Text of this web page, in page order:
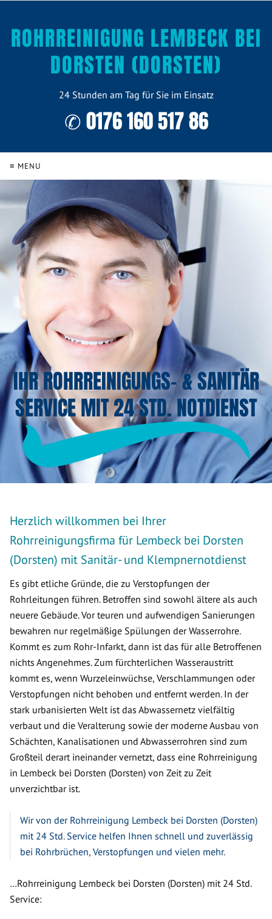
ROHRREINIGUNG LEMBECK BEI
DORSTEN (DORSTEN)
24 Stunden am Tag für Sie im Einsatz
✆ 0176 160 517 86
≡ MENU
IHR ROHRREINIGUNGS- & SANITÄR
SERVICE MIT 24 STD. NOTDIENST
Herzlich willkommen bei Ihrer
Rohrreinigungsfirma für Lembeck bei Dorsten
(Dorsten) mit Sanitär- und Klempnernotdienst
Es gibt etliche Gründe, die zu Verstopfungen der
Rohrleitungen führen. Betroffen sind sowohl ältere als auch
neuere Gebäude. Vor teuren und aufwendigen Sanierungen
bewahren nur regelmäßige Spülungen der Wasserrohre.
Kommt es zum Rohr-Infarkt, dann ist das für alle Betroffenen
nichts Angenehmes. Zum fürchterlichen Wasseraustritt
kommt es, wenn Wurzeleinwüchse, Verschlammungen oder
Verstopfungen nicht behoben und entfernt werden. In der
stark urbanisierten Welt ist das Abwassernetz vielfältig
verbaut und die Veralterung sowie der moderne Ausbau von
Schächten, Kanalisationen und Abwasserrohren sind zum
Großteil derart ineinander vernetzt, dass eine Rohrreinigung
in Lembeck bei Dorsten (Dorsten) von Zeit zu Zeit
unverzichtbar ist.
Wir von der Rohrreinigung Lembeck bei Dorsten (Dorsten)
mit 24 Std. Service helfen Ihnen schnell und zuverlässig
bei Rohrbrüchen, Verstopfungen und vielen mehr.
…Rohrreinigung Lembeck bei Dorsten (Dorsten) mit 24 Std.
Service: